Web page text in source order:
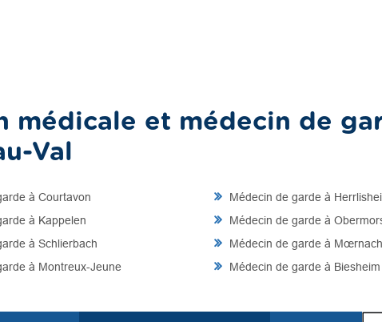
médicale et médecin de
Val
à Courtavon
à Kappelen
à Schlierbach
à Montreux-Jeune
Médecin de garde à
Médecin de garde à
Médecin de garde à Mœrnach
Médecin de garde à Biesheim